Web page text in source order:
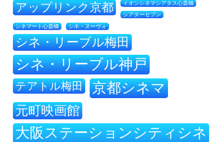
アップリンク京都 イオンシネマシアタス心斎橋
シアターセブン
シネマート心斎橋 シネ・ヌーヴォ
シネ・リーブル梅田
シネ・リーブル神戸
テアトル梅田 京都シネマ
元町映画館
大阪ステーションシティシネ